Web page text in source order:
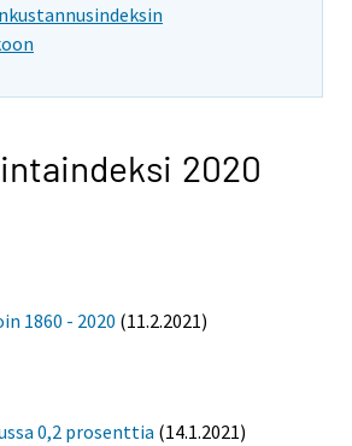
2020
1860 - 2020 (11.2.2021)
0,2 prosenttia (14.1.2021)